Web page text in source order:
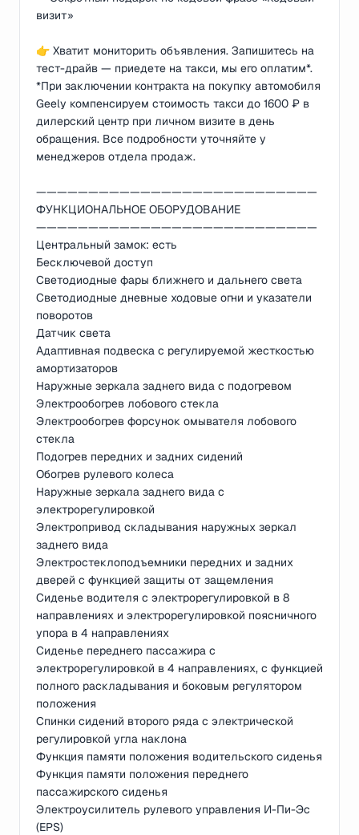
визит»
👉 Хватит мониторить объявления. Запишитесь на
тест-драйв — приедете на такси, мы его оплатим*.
*При заключении контракта на покупку автомобиля
Geely компенсируем стоимость такси до 1600 ₽ в
дилерский центр при личном визите в день
обращения. Все подробности уточняйте у
менеджеров отдела продаж.
———————————————————————————
ФУНКЦИОНАЛЬНОЕ ОБОРУДОВАНИЕ
———————————————————————————
Центральный замок: есть
Бесключевой доступ
Светодиодные фары ближнего и дальнего света
Светодиодные дневные ходовые огни и указатели
поворотов
Датчик света
Адаптивная подвеска с регулируемой жесткостью
амортизаторов
Наружные зеркала заднего вида с подогревом
Электрообогрев лобового стекла
Электрообогрев форсунок омывателя лобового
стекла
Подогрев передних и задних сидений
Обогрев рулевого колеса
Наружные зеркала заднего вида с
электрорегулировкой
Электропривод складывания наружных зеркал
заднего вида
Электростеклоподъемники передних и задних
дверей с функцией защиты от защемления
Сиденье водителя с электрорегулировкой в 8
направлениях и электрорегулировкой поясничного
упора в 4 направлениях
Сиденье переднего пассажира с
электрорегулировкой в 4 направлениях, с функцией
полного раскладывания и боковым регулятором
положения
Спинки сидений второго ряда с электрической
регулировкой угла наклона
Функция памяти положения водительского сиденья
Функция памяти положения переднего
пассажирского сиденья
Электроусилитель рулевого управления И-Пи-Эс
(EPS)